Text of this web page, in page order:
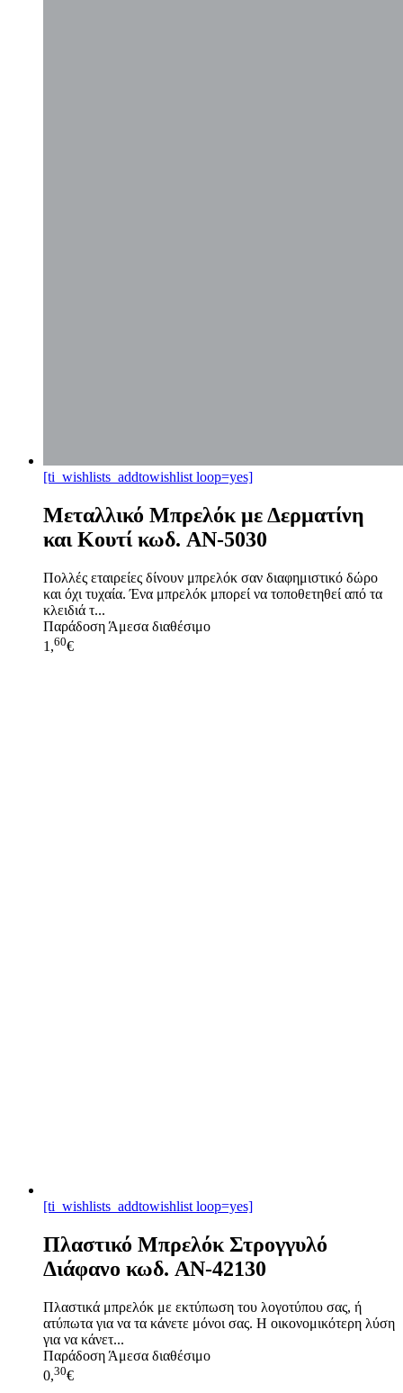
[ti_wishlists_addtowishlist loop=yes]
Μεταλλικό Μπρελόκ με Δερματίνη
και Κουτί κωδ. AN-5030
Πολλές εταιρείες δίνουν μπρελόκ σαν διαφημιστικό δώρο
και όχι τυχαία. Ένα μπρελόκ μπορεί να τοποθετηθεί από τα
κλειδιά τ...
Παράδοση Άμεσα διαθέσιμο
1,60€
[ti_wishlists_addtowishlist loop=yes]
Πλαστικό Μπρελόκ Στρογγυλό
Διάφανο κωδ. AN-42130
Πλαστικά μπρελόκ με εκτύπωση του λογοτύπου σας, ή
ατύπωτα για να τα κάνετε μόνοι σας. Η οικονομικότερη λύση
για να κάνετ...
Παράδοση Άμεσα διαθέσιμο
0,30€